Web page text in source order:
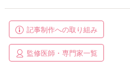
記事制作への取り組み
監修医師・専門家一覧